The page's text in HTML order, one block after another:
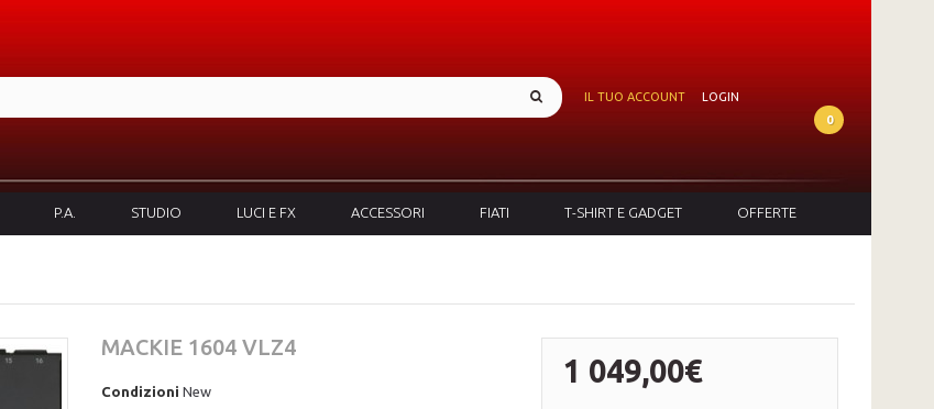
IL TUO ACCOUNT
LOGIN
0
P.A. STUDIO LUCI E FX ACCESSORI FIATI T-SHIRT E GADGET OFFERTE
MACKIE 1604 VLZ4
Condizioni New
1 049,00€